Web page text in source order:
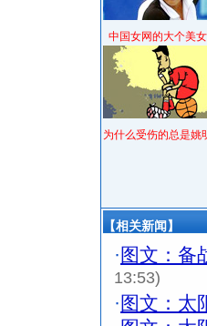
中国女网的大个美女
为什么受伤的总是姚
【相关新闻】
· 图文：备
13:53)
· 图文：太